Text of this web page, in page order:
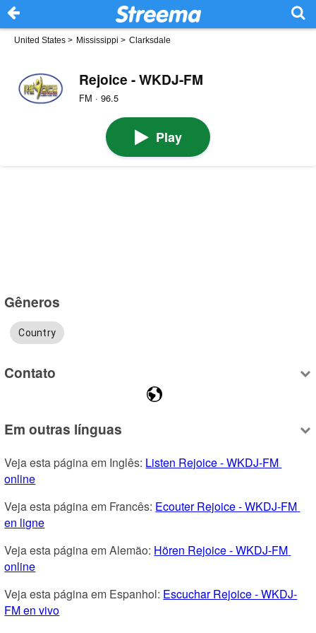
United States > Mississippi > Clarksdale
Rejoice - WKDJ-FM
FM · 96.5
Play
Gêneros
Country
Contato
Em outras línguas
Veja esta página em Inglês: Listen Rejoice - WKDJ-FM
online
Veja esta página em Francês: Ecouter Rejoice - WKDJ-FM
en ligne
Veja esta página em Alemão: Hören Rejoice - WKDJ-FM
online
Veja esta página em Espanhol: Escuchar Rejoice - WKDJ-
FM en vivo